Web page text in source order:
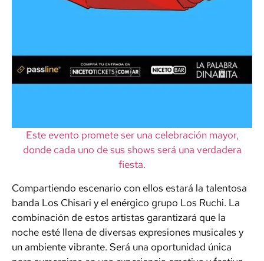
Este evento promete ser una celebración mayor,
donde cada uno de sus shows será una verdadera
fiesta.
Compartiendo escenario con ellos estará la talentosa
banda Los Chisari y el enérgico grupo Los Ruchi. La
combinación de estos artistas garantizará que la
noche esté llena de diversas expresiones musicales y
un ambiente vibrante. Será una oportunidad única